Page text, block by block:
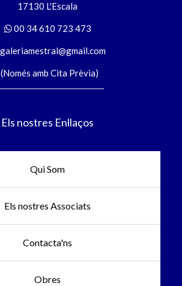
17130 L'Escala
00 34 610 723 473
galeriamestral@gmail.com
amb Cita Prèvia)
Els nostres Enllaços
Qui Som
Els nostres Associats
Contacta'ns
Obres